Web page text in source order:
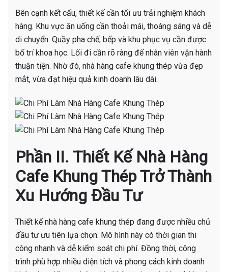
Bên cạnh kết cấu, thiết kế cần tối ưu trải nghiệm khách
hàng. Khu vực ăn uống cần thoải mái, thoáng sáng và dễ
di chuyển. Quầy pha chế, bếp và khu phục vụ cần được
bố trí khoa học. Lối đi cần rõ ràng để nhân viên vận hành
thuận tiện. Nhờ đó, nhà hàng cafe khung thép vừa đẹp
mắt, vừa đạt hiệu quả kinh doanh lâu dài.
Phần II. Thiết Kế Nhà Hàng
Cafe Khung Thép Trở Thành
Xu Hướng Đầu Tư
Thiết kế nhà hàng cafe khung thép đang được nhiều chủ
đầu tư ưu tiên lựa chọn. Mô hình này có thời gian thi
công nhanh và dễ kiểm soát chi phí. Đồng thời, công
trình phù hợp nhiều diện tích và phong cách kinh doanh